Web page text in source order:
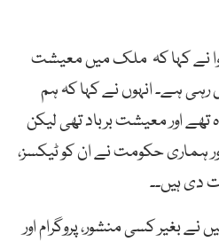
نے کہا کہ ملک میں معیشت
ہے۔ انہوں نے کہا کہ ہم
تھے اور معیشت برباد تھی لیکن
ہماری حکومت نے ان کو ٹیکسز،
دی ہیں۔۔
نے بغیر کسی منشور، پروگرام اور